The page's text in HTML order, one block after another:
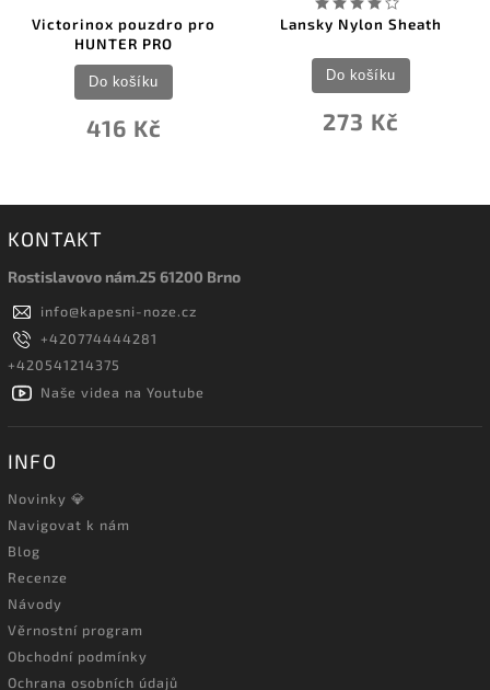
Victorinox pouzdro pro
HUNTER PRO
416 Kč
Do košíku
Lansky Nylon Sheath
273 Kč
Do košíku
KONTAKT
Rostislavovo nám.25 61200 Brno
info@kapesni-noze.cz
+420774444281
+420541214375
Naše videa na Youtube
INFO
Novinky 💎
Navigovat k nám
Blog
Recenze
Návody
Věrnostní program
Obchodní podmínky
Ochrana osobních údajů